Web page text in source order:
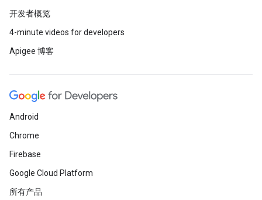
开发者概览
4-minute videos for developers
Apigee 博客
Android
Chrome
Firebase
Google Cloud Platform
所有产品